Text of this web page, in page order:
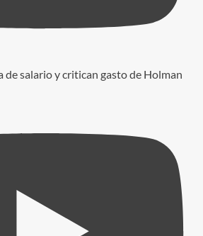
de salario y critican gasto de Holman